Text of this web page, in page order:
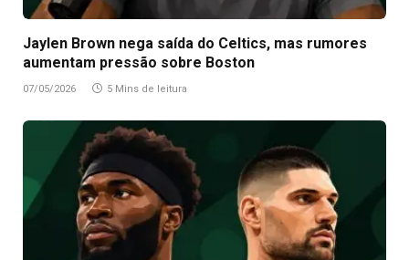
Jaylen Brown nega saída do Celtics, mas rumores
aumentam pressão sobre Boston
07/05/2026 5 Mins de leitura